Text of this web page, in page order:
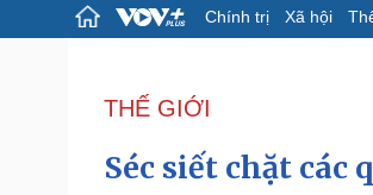
Chính trị Xã hội
Đảng
Tổ chức nhân sự
Nhận diện sự thật
THẾ GIỚI
Séc siết chặt